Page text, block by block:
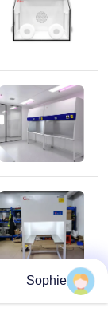
Sophie